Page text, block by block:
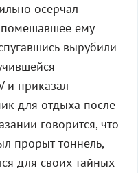
осерчал
помешавшее ему
вырубили
и приказал
для отдыха после
говорится, что
прорыт тоннель,
для своих тайных